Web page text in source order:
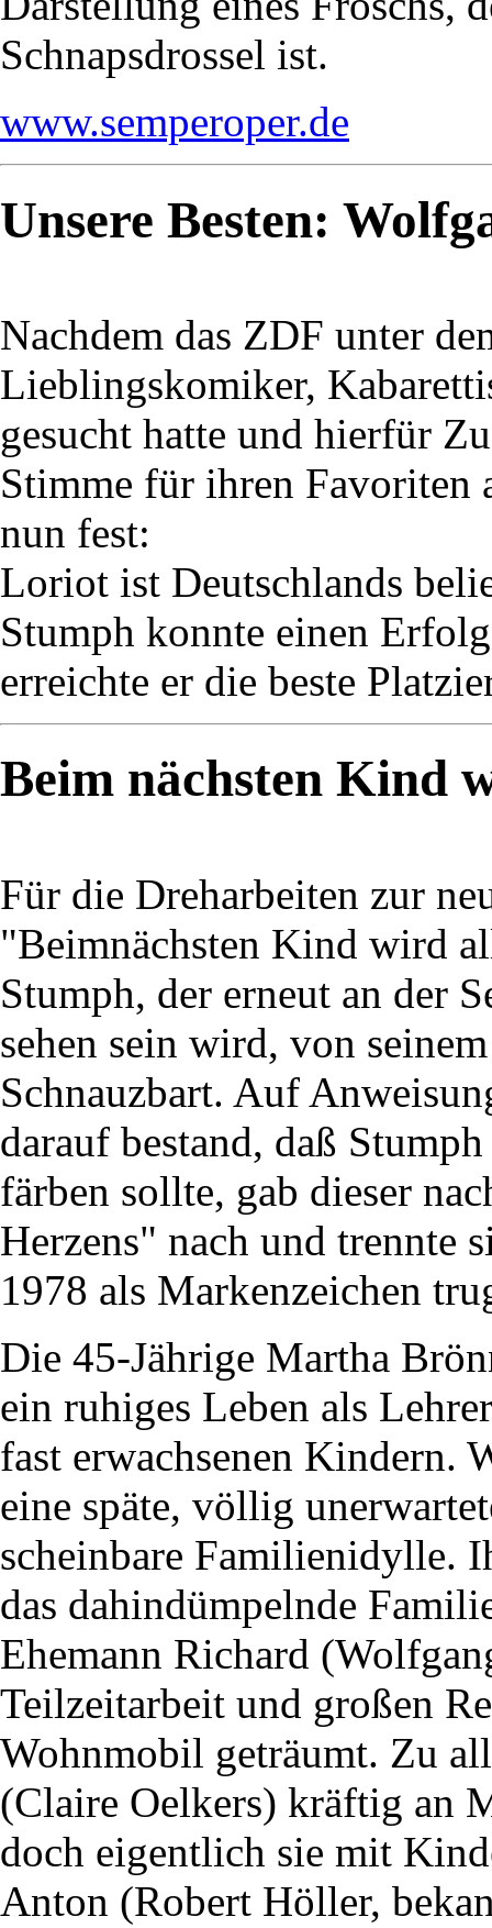
Schnapsdrossel ist.
www.semperoper.de
Unsere Besten:
Nachdem das ZDF unter
Lieblingskomiker,
gesucht hatte und hierfür
Stimme für ihren Favoriten
nun fest:
Loriot ist Deutschlands
Stumph konnte einen
erreichte er die beste
Beim nächsten Kind
Für die Dreharbeiten zur
"Beimnächsten Kind wird
Stumph, der erneut an der
sehen sein wird, von
Schnauzbart. Auf
darauf bestand, daß
färben sollte, gab dieser
Herzens" nach und trennte
1978 als Markenzeichen
Die 45-Jährige Martha
ein ruhiges Leben als
fast erwachsenen Kindern.
eine späte, völlig
scheinbare Familienidylle.
das dahindümpelnde
Ehemann Richard
Teilzeitarbeit und großen
Wohnmobil geträumt. Zu
(Claire Oelkers) kräftig an
doch eigentlich sie mit
Anton (Robert Höller,